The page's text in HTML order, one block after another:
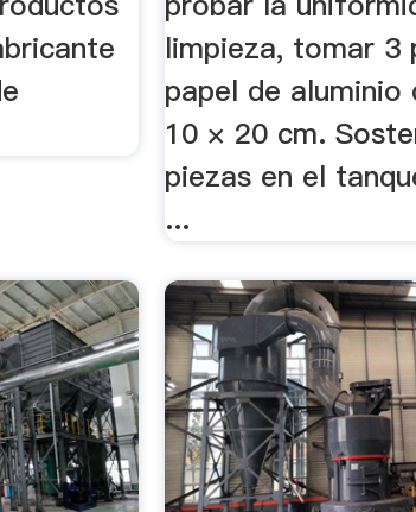
limpieza, tomar 3
papel de aluminio
10 × 20 cm.
piezas en el
...